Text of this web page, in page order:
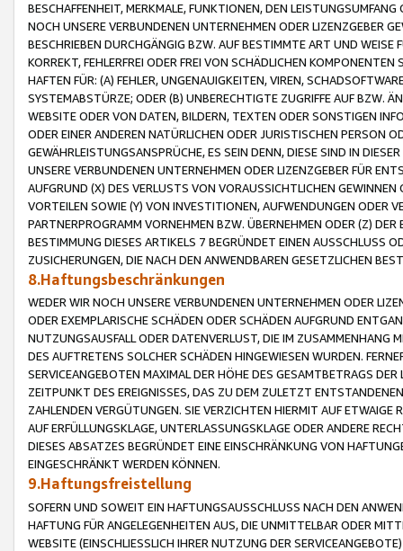
BESCHAFFENHEIT, MERKMALE, FUNKTIONEN, DEN
NOCH UNSERE VERBUNDENEN UNTERNEHMEN ODER LIZENZGEBER
BESCHRIEBEN DURCHGÄNGIG BZW. AUF BESTIMMTE ART UND
KORREKT, FEHLERFREI ODER FREI VON SCHÄDLICHEN
HAFTEN FÜR: (A) FEHLER, UNGENAUIGKEITEN, VIREN,
SYSTEMABSTÜRZE; ODER (B) UNBERECHTIGTE ZUGRIFFE AUF BZW.
WEBSITE ODER VON DATEN, BILDERN, TEXTEN ODER SONSTIGEN
ODER EINER ANDEREN NATÜRLICHEN ODER JURISTISCHEN PERSON
GEWÄHRLEISTUNGSANSPRÜCHE, ES SEIN DENN, DIESE SIND IN
UNSERE VERBUNDENEN UNTERNEHMEN ODER LIZENZGEBER FÜR
AUFGRUND (X) DES VERLUSTS VON VORAUSSICHTLICHEN
VORTEILEN SOWIE (Y) VON INVESTITIONEN, AUFWENDUNGEN ODER
PARTNERPROGRAMM VORNEHMEN BZW. ÜBERNEHMEN ODER (Z)
BESTIMMUNG DIESES ARTIKELS 7 BEGRÜNDET EINEN AUSSCHLUSS
ZUSICHERUNGEN, DIE NACH DEN ANWENDBAREN GESETZLICHEN
8.Haftungsbeschränkungen
WEDER WIR NOCH UNSERE VERBUNDENEN UNTERNEHMEN ODER
ODER EXEMPLARISCHE SCHÄDEN ODER SCHÄDEN AUFGRUND
NUTZUNGSAUSFALL ODER DATENVERLUST, DIE IM ZUSAMMENHANG
DES AUFTRETENS SOLCHER SCHÄDEN HINGEWIESEN WURDEN.
SERVICEANGEBOTEN MAXIMAL DER HÖHE DES GESAMTBETRAGS
ZEITPUNKT DES EREIGNISSES, DAS ZU DEM ZULETZT
ZAHLENDEN VERGÜTUNGEN. SIE VERZICHTEN HIERMIT AUF
AUF ERFÜLLUNGSKLAGE, UNTERLASSUNGSKLAGE ODER ANDERE
DIESES ABSATZES BEGRÜNDET EINE EINSCHRÄNKUNG VON
EINGESCHRÄNKT WERDEN KÖNNEN.
9.Haftungsfreistellung
SOFERN UND SOWEIT EIN HAFTUNGSAUSSCHLUSS NACH DEN
HAFTUNG FÜR ANGELEGENHEITEN AUS, DIE UNMITTELBAR ODER
WEBSITE (EINSCHLIESSLICH IHRER NUTZUNG DER